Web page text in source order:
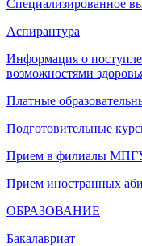
Специализированное
Аспирантура
Информация о
возможностями
Платные
Подготовительные
Прием в филиалы
Прием иностранных
ОБРАЗОВАНИЕ
Бакалавриат